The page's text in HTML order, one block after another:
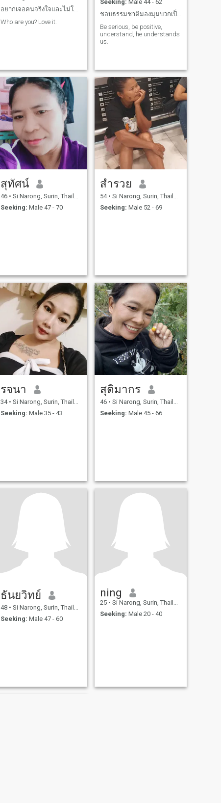
อยากเจอคนจริงใจและไม่โกหก
Who are you? Love it.
Seeking: Male 44 - 62
ชอบธรรมชาติมองมุมบวกเป็นคนร่าเริง
Be serious, be positive,
understand, he understands
us.
สุทัศน์
46 • Si Narong, Surin, Thailand
Seeking: Male 47 - 70
สํารวย
54 • Si Narong, Surin, Thailand
Seeking: Male 52 - 69
รจนา
34 • Si Narong, Surin, Thailand
Seeking: Male 35 - 43
สุติมากร
46 • Si Narong, Surin, Thailand
Seeking: Male 45 - 66
ธันยวิทย์
48 • Si Narong, Surin, Thailand
Seeking: Male 47 - 60
ning
25 • Si Narong, Surin, Thailand
Seeking: Male 20 - 40